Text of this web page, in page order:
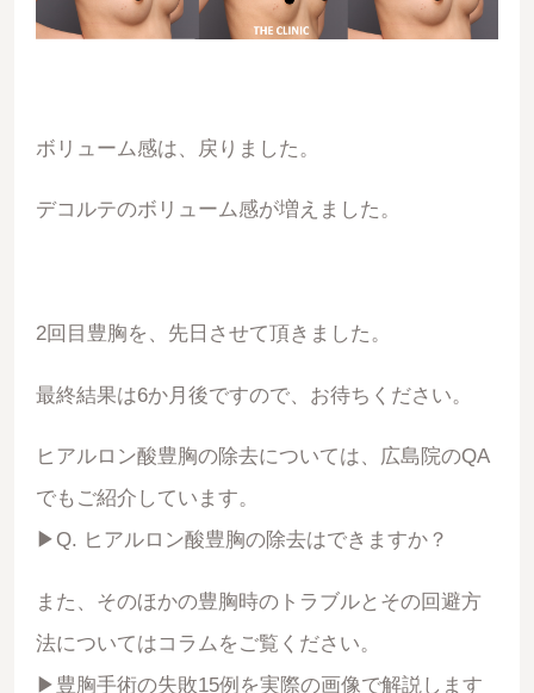
ボリューム感は、戻りました。
デコルテのボリューム感が増えました。
2回目豊胸を、先日させて頂きました。
最終結果は6か月後ですので、お待ちください。
ヒアルロン酸豊胸の除去については、広島院のQA
でもご紹介しています。
▶Q. ヒアルロン酸豊胸の除去はできますか？
また、そのほかの豊胸時のトラブルとその回避方
法についてはコラムをご覧ください。
▶豊胸手術の失敗15例を実際の画像で解説します